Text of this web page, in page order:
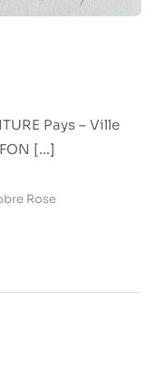
Pays – Ville
[...]
Rose